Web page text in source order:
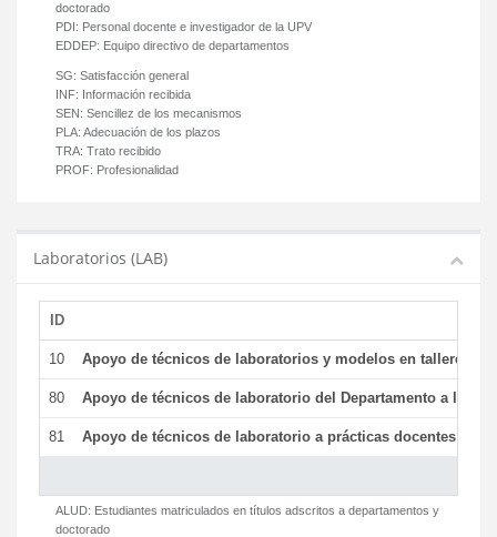
doctorado
PDI: Personal docente e investigador de la UPV
EDDEP: Equipo directivo de departamentos
SG: Satisfacción general
INF: Información recibida
SEN: Sencillez de los mecanismos
PLA: Adecuación de los plazos
TRA: Trato recibido
PROF: Profesionalidad
Laboratorios (LAB)
ID
10 Apoyo de técnicos de laboratorios y modelos en talleres/
80 Apoyo de técnicos de laboratorio del Departamento a la
81 Apoyo de técnicos de laboratorio a prácticas docentes y
ALUD: Estudiantes matriculados en títulos adscritos a departamentos y
doctorado